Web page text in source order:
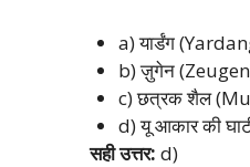
a) यार्डंग
b) ज़ुगेन
c) छत्रक शैल
d) यू आकार की
सही उत्तर: d)